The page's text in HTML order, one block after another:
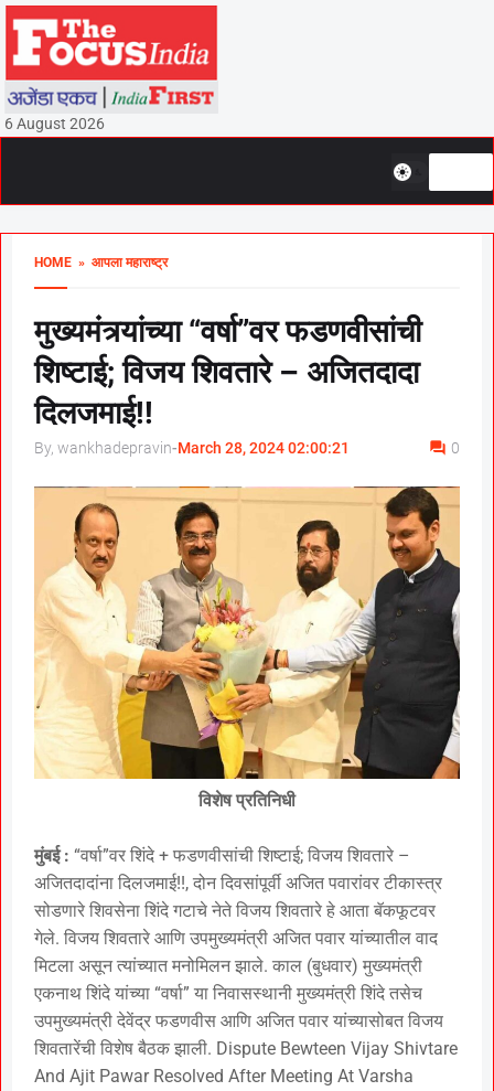
6 August 2026
HOME » आपला महाराष्ट्र
मुख्यमंत्र्यांच्या “वर्षा”वर फडणवीसांची
शिष्टाई; विजय शिवतारे – अजितदादा
दिलजमाई!!
By, wankhadepravin-March 28, 2024 02:00:21 0
विशेष प्रतिनिधी
मुंबई : “वर्षा”वर शिंदे + फडणवीसांची शिष्टाई; विजय शिवतारे –
अजितदादांना दिलजमाई!!, दोन दिवसांपूर्वी अजित पवारांवर टीकास्त्र
सोडणारे शिवसेना शिंदे गटाचे नेते विजय शिवतारे हे आता बॅकफूटवर
गेले. विजय शिवतारे आणि उपमुख्यमंत्री अजित पवार यांच्यातील वाद
मिटला असून त्यांच्यात मनोमिलन झाले. काल (बुधवार) मुख्यमंत्री
एकनाथ शिंदे यांच्या “वर्षा” या निवासस्थानी मुख्यमंत्री शिंदे तसेच
उपमुख्यमंत्री देवेंद्र फडणवीस आणि अजित पवार यांच्यासोबत विजय
शिवतारेंची विशेष बैठक झाली. Dispute Bewteen Vijay Shivtare
And Ajit Pawar Resolved After Meeting At Varsha